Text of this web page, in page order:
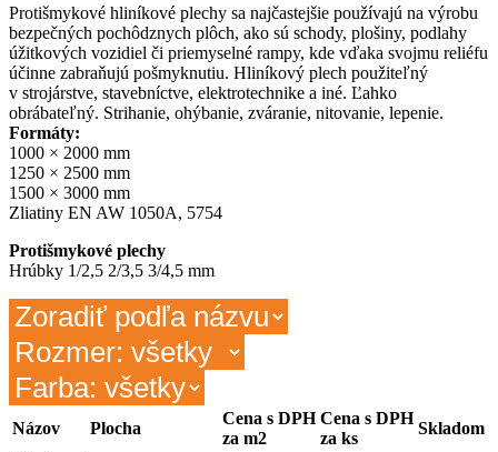
Protišmykové hliníkové plechy sa najčastejšie používajú na výrobu
bezpečných pochôdznych plôch, ako sú schody, plošiny, podlahy
úžitkových vozidiel či priemyselné rampy, kde vďaka svojmu reliéfu
účinne zabraňujú pošmyknutiu. Hliníkový plech použiteľný
v strojárstve, stavebníctve, elektrotechnike a iné. Ľahko
obrábateľný. Strihanie, ohýbanie, zváranie, nitovanie, lepenie.
Formáty:
1000 × 2000 mm
1250 × 2500 mm
1500 × 3000 mm
Zliatiny EN AW 1050A, 5754
Protišmykové plechy
Hrúbky 1/2,5 2/3,5 3/4,5 mm
Názov Plocha
Cena s DPH
za m2
Cena s DPH
za ks
Skladom